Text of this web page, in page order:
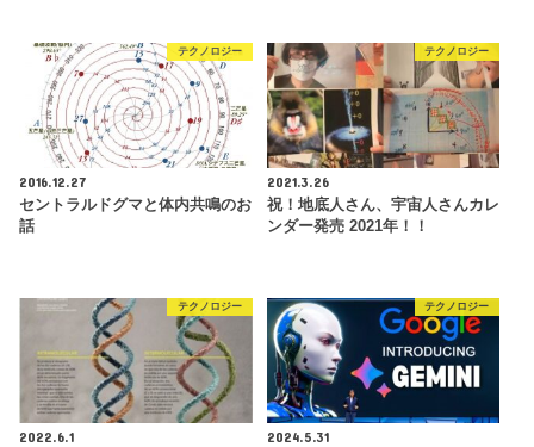
テクノロジー
2016.12.27
セントラルドグマと体内共鳴のお
話
テクノロジー
2021.3.26
祝！地底人さん、宇宙人さんカレ
ンダー発売 2021年！！
テクノロジー
2022.6.1
テクノロジー
2024.5.31